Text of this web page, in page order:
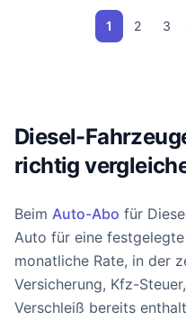
1 2 3
Diesel-
richtig
Beim Auto-Abo für
Auto für eine
monatliche Rate, in der
Versicherung, Kfz-
Verschleiß bereits